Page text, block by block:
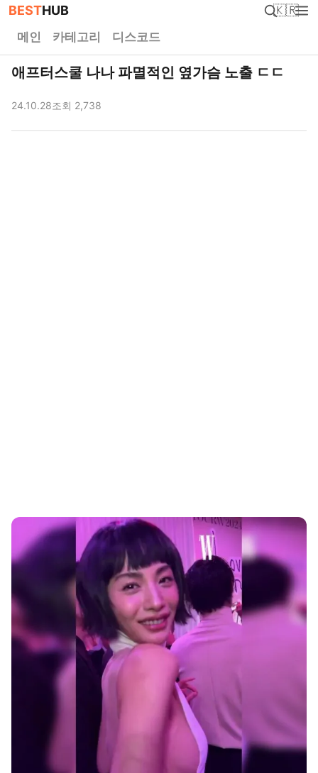
BESTHUB 🇰🇷
메인 카테고리 디스코드
애프터스쿨 나나 파멸적인 옆가슴 노출 ㄷㄷ
24.10.28조회 2,738